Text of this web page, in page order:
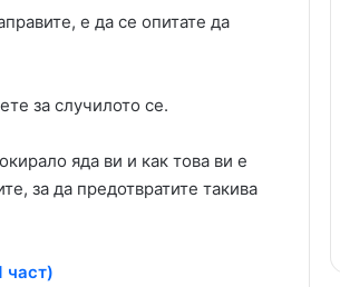
е да се опитате да
за случилото се.
яда ви и как това ви е
за да предотвратите такива
част)